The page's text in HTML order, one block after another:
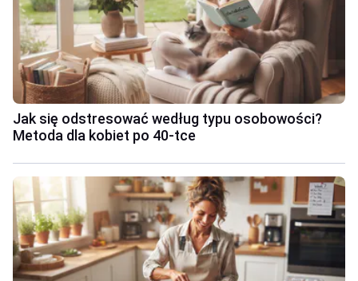
Jak się odstresować według typu osobowości?
Metoda dla kobiet po 40-tce